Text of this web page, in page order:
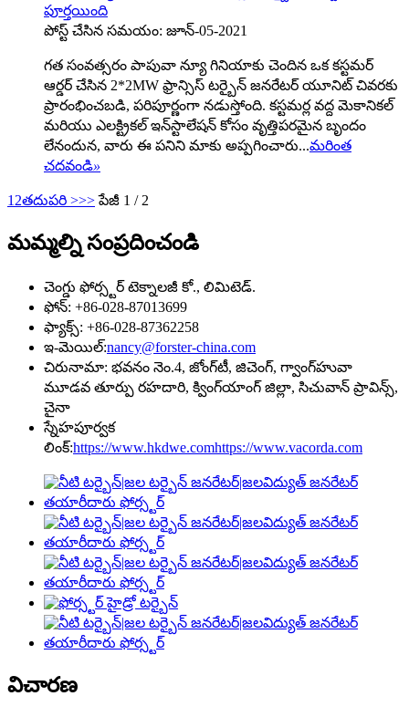
పూర్తయింది
పోస్ట్ చేసిన సమయం: జూన్-05-2021
గత సంవత్సరం పాపువా న్యూ గినియాకు చెందిన ఒక కస్టమర్
ఆర్డర్ చేసిన 2*2MW ఫ్రాన్సిస్ టర్బైన్ జనరేటర్ యూనిట్ చివరకు
ప్రారంభించబడి, పరిపూర్ణంగా నడుస్తోంది. కస్టమర్ల వద్ద మెకానికల్
మరియు ఎలక్ట్రికల్ ఇన్‌స్టాలేషన్ కోసం వృత్తిపరమైన బృందం
లేనందున, వారు ఈ పనిని మాకు అప్పగించారు...మరింత
చదవండి»
12తదుపరి >>> పేజీ 1 / 2
మమ్మల్ని సంప్రదించండి
చెంగ్డు ఫోర్స్టర్ టెక్నాలజీ కో., లిమిటెడ్.
ఫోన్: +86-028-87013699
ఫ్యాక్స్: +86-028-87362258
ఇ-మెయిల్:nancy@forster-china.com
చిరునామా: భవనం నెం.4, జోంగ్‌టీ, జిచెంగ్, గ్వాంగ్‌హువా
మూడవ తూర్పు రహదారి, క్వింగ్‌యాంగ్ జిల్లా, సిచువాన్ ప్రావిన్స్,
చైనా
స్నేహపూర్వక
లింక్:https://www.hkdwe.comhttps://www.vacorda.com
విచారణ